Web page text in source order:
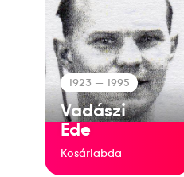
1923 — 1995
Vadászi
Ede
Kosárlabda